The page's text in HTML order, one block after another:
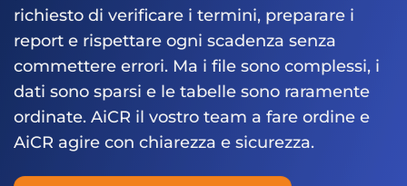
richiesto di verificare i termini, preparare i
report e rispettare ogni scadenza senza
commettere errori. Ma i file sono complessi, i
dati sono sparsi e le tabelle sono raramente
ordinate. AiCR il vostro team a fare ordine e
AiCR agire con chiarezza e sicurezza.